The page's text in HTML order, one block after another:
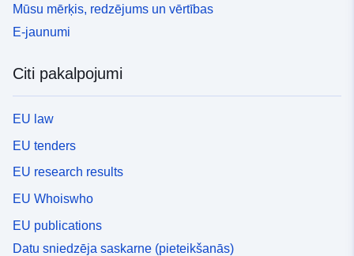
Mūsu mērķis, redzējums un vērtības
E-jaunumi
Citi pakalpojumi
EU law
EU tenders
EU research results
EU Whoiswho
EU publications
Datu sniedzēja saskarne (pieteikšanās)